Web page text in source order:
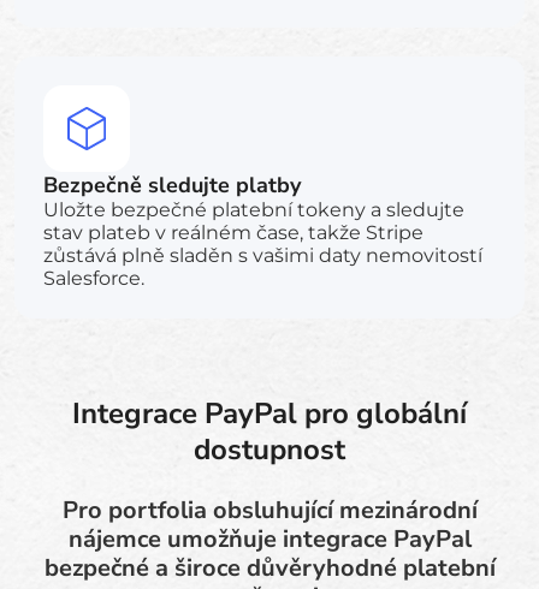
Bezpečně sledujte platby
Uložte bezpečné platební tokeny a sledujte
stav plateb v reálném čase, takže Stripe
zůstává plně sladěn s vašimi daty nemovitostí
Salesforce.
Integrace PayPal pro globální
dostupnost
Pro portfolia obsluhující mezinárodní
nájemce umožňuje integrace PayPal
bezpečné a široce důvěryhodné platební